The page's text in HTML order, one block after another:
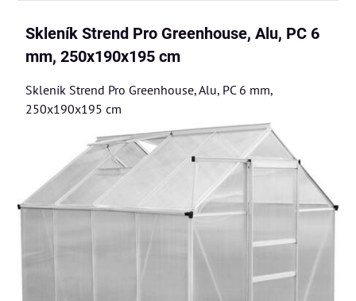
Skleník Strend Pro Greenhouse, Alu, PC 6
mm, 250x190x195 cm
Skleník Strend Pro Greenhouse, Alu, PC 6 mm,
250x190x195 cm